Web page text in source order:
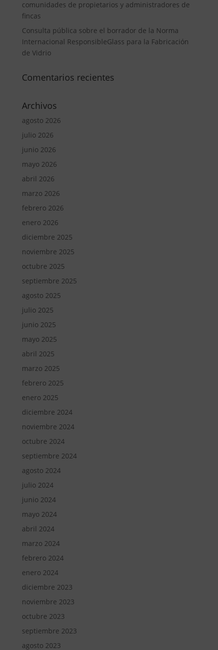
comunidades de propietarios y administradores de
fincas
Consulta pública sobre el borrador de la Norma
Internacional ResponsibleGlass para la Fabricación
de Vidrio
Comentarios recientes
Archivos
agosto 2026
julio 2026
junio 2026
mayo 2026
abril 2026
marzo 2026
febrero 2026
enero 2026
diciembre 2025
noviembre 2025
octubre 2025
septiembre 2025
agosto 2025
julio 2025
junio 2025
mayo 2025
abril 2025
marzo 2025
febrero 2025
enero 2025
diciembre 2024
noviembre 2024
octubre 2024
septiembre 2024
agosto 2024
julio 2024
junio 2024
mayo 2024
abril 2024
marzo 2024
febrero 2024
enero 2024
diciembre 2023
noviembre 2023
octubre 2023
septiembre 2023
agosto 2023